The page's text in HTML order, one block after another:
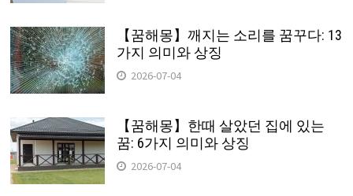
【꿈해몽】깨지는 소리를 꿈꾸다: 13
가지 의미와 상징
2026-07-04
【꿈해몽】한때 살았던 집에 있는
꿈: 6가지 의미와 상징
2026-07-04